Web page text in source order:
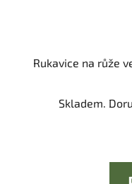
Rukavice na růže
Skladem.